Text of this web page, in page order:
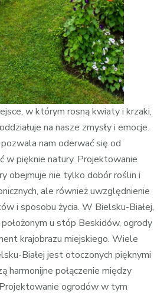
w którym rosną kwiaty i krzaki,
na nasze zmysły i emocje.
nam oderwać się od
w pięknie natury. Projektowanie
obejmuje nie tylko dobór roślin i
ale również uwzględnienie
i sposobu życia. W Bielsku-Białej,
u stóp Beskidów, ogrody
krajobrazu miejskiego. Wiele
Białej jest otoczonych pięknymi
harmonijne połączenie między
ogrodów w tym